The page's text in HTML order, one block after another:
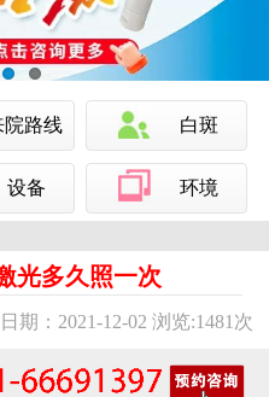
院路线 白斑
设备 环境
光多久照一次
期：2021-12-02 浏览:1481次